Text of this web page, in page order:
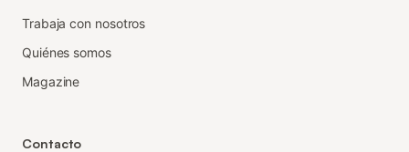
Trabaja con nosotros
Quiénes somos
Magazine
Contacto